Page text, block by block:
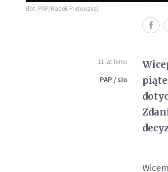
(fot. PAP/Radek Pietruszka)
11 lat temu
PAP / slo